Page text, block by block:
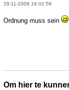
29-11-2008 16:02:58
Ordnung muss sein
Om hier te